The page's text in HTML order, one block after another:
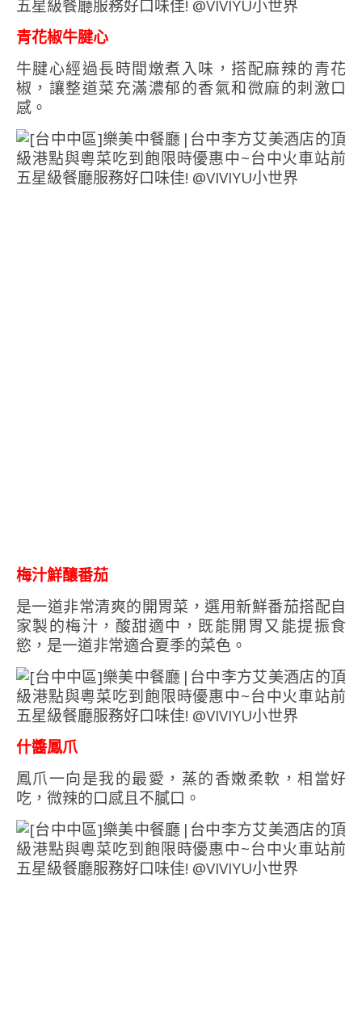
青花椒牛腱心
牛腱心經過長時間燉煮入味，搭配麻辣的青花
椒，讓整道菜充滿濃郁的香氣和微麻的刺激口
感。
梅汁鮮釀番茄
是一道非常清爽的開胃菜，選用新鮮番茄搭配自
家製的梅汁，酸甜適中，既能開胃又能提振食
慾，是一道非常適合夏季的菜色。
什醬鳳爪
鳳爪一向是我的最愛，蒸的香嫩柔軟，相當好
吃，微辣的口感且不膩口。